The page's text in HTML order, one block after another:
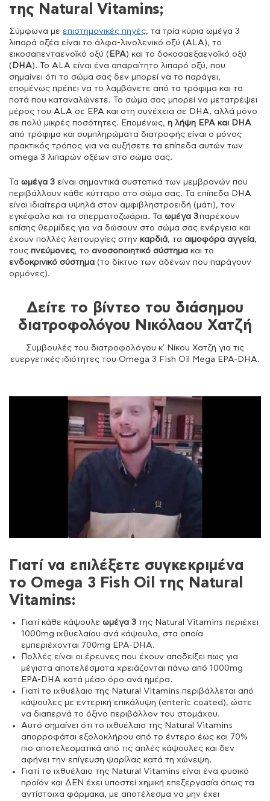
της Natural Vitamins;
Σύμφωνα με επιστημονικές πηγές, τα τρία κύρια ωμέγα 3
λιπαρά οξέα είναι το άλφα-λινολενικό οξύ (ALA), το
εικοσαπενταενοϊκό οξύ ( EPA) και το δοκοσαεξαενοϊκό οξύ
( DHA). Το ALA είναι ένα απαραίτητο λιπαρό οξύ, που
σημαίνει ότι το σώμα σας δεν μπορεί να το παράγει,
επομένως πρέπει να το λαμβάνετε από τα τρόφιμα και τα
ποτά που καταναλώνετε. Το σώμα σας μπορεί να μετατρέψει
μέρος του ALA σε EPA και στη συνέχεια σε DHA, αλλά μόνο
σε πολύ μικρές ποσότητες. Επομένως, η λήψη EPA και DHA
από τρόφιμα και συμπληρώματα διατροφής είναι ο μόνος
πρακτικός τρόπος για να αυξήσετε τα επίπεδα αυτών των
omega 3 λιπαρών οξέων στο σώμα σας.
Τα ωμέγα 3 είναι σημαντικά συστατικά των μεμβρανών που
περιβάλλουν κάθε κύτταρο στο σώμα σας. Τα επίπεδα DHA
είναι ιδιαίτερα υψηλά στον αμφιβληστροειδή (μάτι), τον
εγκέφαλο και τα σπερματοζωάρια. Τα ωμέγα 3παρέχουν
επίσης θερμίδες για να δώσουν στο σώμα σας ενέργεια και
έχουν πολλές λειτουργίες στην καρδιά, τα αιμοφόρα αγγεία,
τους πνεύμονες, το ανοσοποιητικό σύστημα και το
ενδοκρινικό σύστημα (το δίκτυο των αδένων που παράγουν
ορμόνες).
Δείτε το βίντεο του διάσημου
διατροφολόγου Νικόλαου Χατζή
Συμβουλές του διατροφολόγου κ’ Νίκου Χατζή για τις
ευεργετικές ιδιότητες του Omega 3 Fish Oil Mega EPA-DHA.
Γιατί να επιλέξετε συγκεκριμένα
το Omega 3 Fish Oil της Natural
Vitamins:
Γιατί κάθε κάψουλε ωμέγα 3 της Natural Vitamins περιέχει
1000mg ιχθυελαίου ανά κάψουλα, στα οποία
εμπεριέχονται 700mg EPA-DHA.
Πολλές είναι οι έρευνες που έχουν αποδείξει πως για
μέγιστα αποτελέσματα χρειάζονται πάνω από 1000mg
EPA-DHA κατά μέσο όρο ανά ημέρα.
Γιατί το ιχθυέλαιο της Natural Vitamins περιβάλλεται από
κάψουλες με εντερική επικάλυψη (enteric coated), ώστε
να διαπερνά το όξινο περιβάλλον του στομάχου.
Αυτό σημαίνει ότι το ιχθυέλαιο της Natural Vitamins
απορροφάται εξολοκλήρου από το έντερο έως και 70%
πιο αποτελεσματικά από τις απλές κάψουλες και δεν
αφήνει την επίγευση ψαρίλας κατά τη χώνεψη.
Γιατί το ιχθυέλαιο της Natural Vitamins είναι ένα φυσικό
προϊόν και ΔΕΝ έχει υποστεί χημική επεξεργασία όπως τα
αντίστοιχα φάρμακα, με αποτέλεσμα να μην έχει